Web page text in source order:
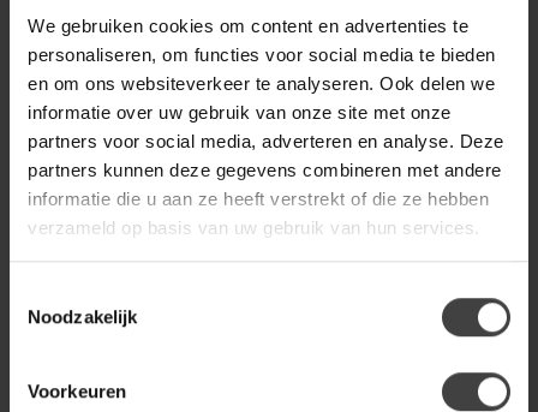
We gebruiken cookies om content en advertenties te
personaliseren, om functies voor social media te bieden
en om ons websiteverkeer te analyseren. Ook delen we
informatie over uw gebruik van onze site met onze
partners voor social media, adverteren en analyse. Deze
partners kunnen deze gegevens combineren met andere
informatie die u aan ze heeft verstrekt of die ze hebben
verzameld op basis van uw gebruik van hun services.
Noodzakelijk
Voorkeuren
WOONSTIJL
WoonStijl Wandplank Tree
massief acacia 150 cm
Op voorraad
149,00
199,00
STARFURN